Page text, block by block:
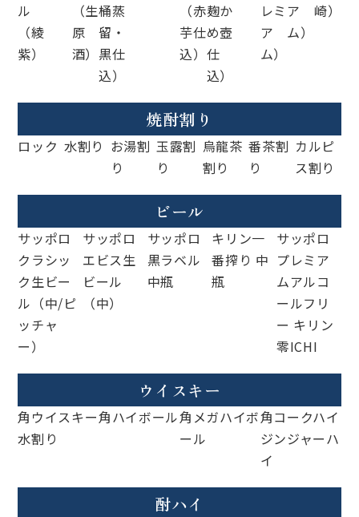
ル
（綾
紫）
（生
原
酒）
桶蒸
留・
黒仕
込）
（赤
芋仕
込）
麹か
め壺
仕
込）
レミ
ア
ム）
ア
ム）
崎）
焼酎割り
ロック 水割り お湯割
り
玉露割
り
烏龍茶
割り
番茶割
り
カルピ
ス割り
ビール
サッポロ
クラシッ
ク生ビー
ル（中/ピ
ッチャ
ー）
サッポロ
エビス生
ビール
（中）
サッポロ
黒ラベル
中瓶
キリン一
番搾り 中
瓶
サッポロ
プレミア
ムアルコ
ールフリ
ー キリン
零ICHI
ウイスキー
角ウイスキー
水割り
角ハイボール角メガハイボ
ール
角コークハイ
ジンジャーハ
イ
酎ハイ